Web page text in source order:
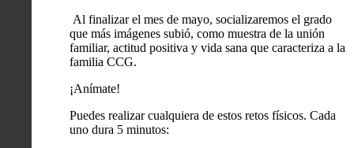
Al finalizar el mes de mayo, socializaremos el grado
que más imágenes subió, como muestra de la unión
familiar, actitud positiva y vida sana que caracteriza a la
familia CCG.
¡Anímate!
Puedes realizar cualquiera de estos retos físicos. Cada
uno dura 5 minutos: